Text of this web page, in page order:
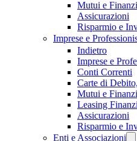
Mutui e
Assicurazioni
Risparmio e
Imprese e
Indietro
Imprese e
Conti Correnti
Carte di
Mutui e
Leasing
Assicurazioni
Risparmio e
Enti e Associazioni